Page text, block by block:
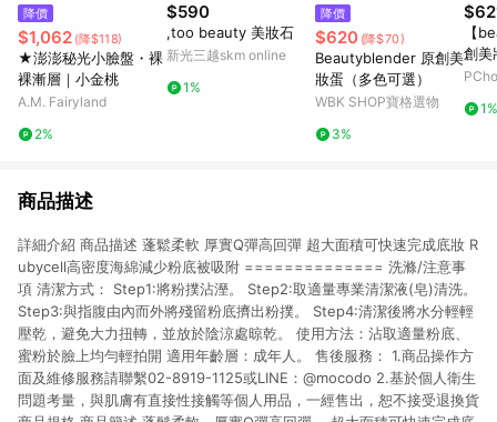
降價
$1,062 (降$118)
★澎澎秘光小臉盤・裸
裸漸層｜小金桃
A.M. Fairyland
2%
$590
,too beauty 美妝石
新光三越skm online
1%
降價
$620 (降$70)
Beautyblender 原創美
妝蛋（多色可選）
WBK SHOP寶格選物
3%
【
創美
1%
商品描述
詳細介紹 商品描述 蓬鬆柔軟 厚實Q彈高回彈 超大面積可快速完成底妝 R
ubycell高密度海綿減少粉底被吸附 ============== 洗滌/注意事
項 清潔方式： Step1:將粉撲沾溼。 Step2:取適量專業清潔液(皂)清洗。
Step3:與指腹由內而外將殘留粉底擠出粉撲。 Step4:清潔後將水分輕輕
壓乾，避免大力扭轉，並放於陰涼處晾乾。 使用方法：沾取適量粉底、
蜜粉於臉上均勻輕拍開 適用年齡層：成年人。 售後服務： 1.商品操作方
面及維修服務請聯繫02-8919-1125或LINE：@mocodo 2.基於個人衛生
問題考量，與肌膚有直接性接觸等個人用品，一經售出，恕不接受退換貨